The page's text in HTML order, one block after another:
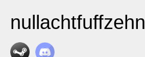
nullachtfuffzehn